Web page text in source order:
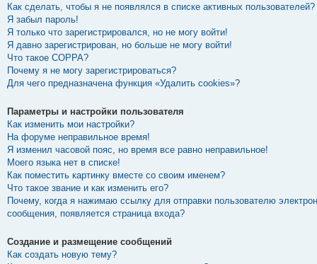
Как сделать, чтобы я не появлялся в списке активных пользователей?
Я забыл пароль!
Я только что зарегистрировался, но не могу войти!
Я давно зарегистрирован, но больше не могу войти!
Что такое COPPA?
Почему я не могу зарегистрироваться?
Для чего предназначена функция «Удалить cookies»?
Параметры и настройки пользователя
Как изменить мои настройки?
На форуме неправильное время!
Я изменил часовой пояс, но время все равно неправильное!
Моего языка нет в списке!
Как поместить картинку вместе со своим именем?
Что такое звание и как изменить его?
Почему, когда я нажимаю ссылку для отправки пользователю
сообщения, появляется страница входа?
Создание и размещение сообщений
Как создать новую тему?